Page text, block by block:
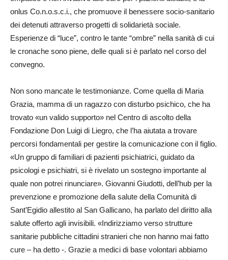
onlus Co.n.o.s.c.i., che promuove il benessere socio-sanitario
dei detenuti attraverso progetti di solidarietà sociale.
Esperienze di “luce”, contro le tante “ombre” nella sanità di cui
le cronache sono piene, delle quali si è parlato nel corso del
convegno.
Non sono mancate le testimonianze. Come quella di Maria
Grazia, mamma di un ragazzo con disturbo psichico, che ha
trovato «un valido supporto» nel Centro di ascolto della
Fondazione Don Luigi di Liegro, che l’ha aiutata a trovare
percorsi fondamentali per gestire la comunicazione con il figlio.
«Un gruppo di familiari di pazienti psichiatrici, guidato da
psicologi e psichiatri, si è rivelato un sostegno importante al
quale non potrei rinunciare». Giovanni Giudotti, dell’hub per la
prevenzione e promozione della salute della Comunità di
Sant’Egidio allestito al San Gallicano, ha parlato del diritto alla
salute offerto agli invisibili. «Indirizziamo verso strutture
sanitarie pubbliche cittadini stranieri che non hanno mai fatto
cure – ha detto -. Grazie a medici di base volontari abbiamo